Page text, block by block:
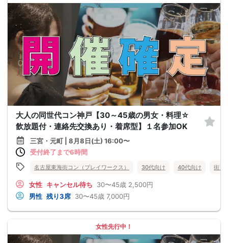
大人の同世代コン神戸【30～45歳の男女・料理☆
飲放題付・連絡先交換あり・着席型】１名参加OK
三宮・元町 | 8月8日(土) 16:00〜
受付終了まで6時間
名古屋東海街コン（プレイワークス） 30代向け 40代向け 街コ
女性 キャンセル待ち 30〜45歳 2,500円
男性 残り3席 30〜45歳 7,000円
女性先行中！